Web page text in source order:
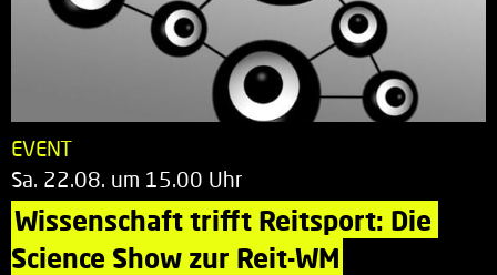
EVENT
Sa. 22.08. um 15.00 Uhr
Wissenschaft trifft Reitsport: Die
Science Show zur Reit-WM